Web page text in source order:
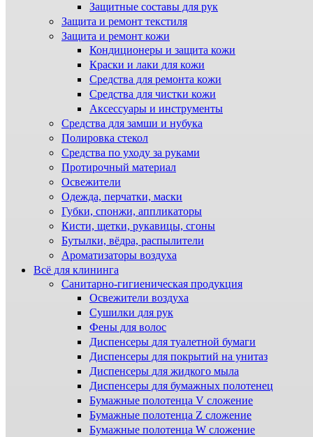
Защитные составы для рук
Защита и ремонт текстиля
Защита и ремонт кожи
Кондиционеры и защита кожи
Краски и лаки для кожи
Средства для ремонта кожи
Средства для чистки кожи
Аксессуары и инструменты
Средства для замши и нубука
Полировка стекол
Средства по уходу за руками
Протирочный материал
Освежители
Одежда, перчатки, маски
Губки, спонжи, аппликаторы
Кисти, щетки, рукавицы, сгоны
Бутылки, вёдра, распылители
Ароматизаторы воздуха
Всё для клининга
Санитарно-гигиеническая продукция
Освежители воздуха
Сушилки для рук
Фены для волос
Диспенсеры для туалетной бумаги
Диспенсеры для покрытий на унитаз
Диспенсеры для жидкого мыла
Диспенсеры для бумажных полотенец
Бумажные полотенца V сложение
Бумажные полотенца Z сложение
Бумажные полотенца W сложение